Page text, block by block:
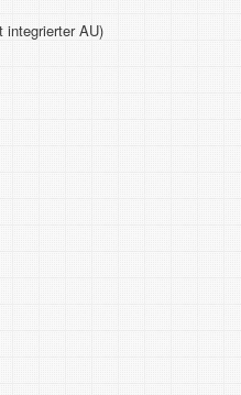
integrierter AU)